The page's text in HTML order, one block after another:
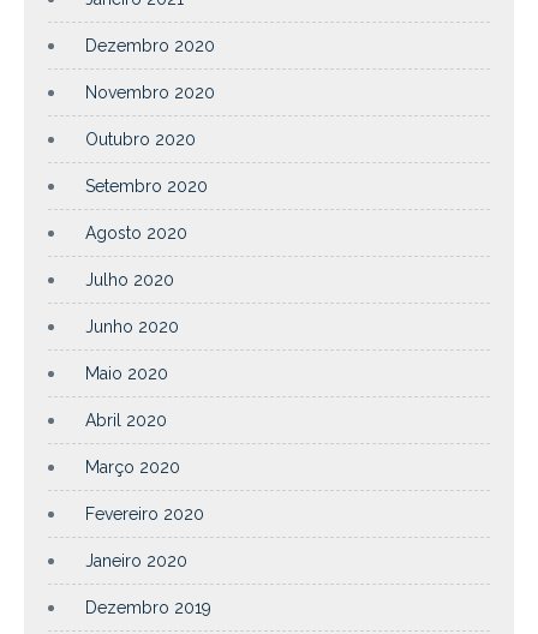
Dezembro 2020
Novembro 2020
Outubro 2020
Setembro 2020
Agosto 2020
Julho 2020
Junho 2020
Maio 2020
Abril 2020
Março 2020
Fevereiro 2020
Janeiro 2020
Dezembro 2019